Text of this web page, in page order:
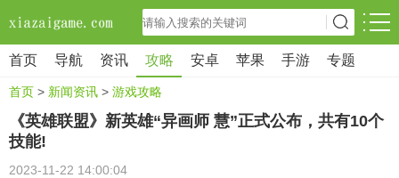
首页 导航 资讯 攻略 安卓 苹果 手游 专题
首页 > 新闻资讯 > 游戏攻略
《英雄联盟》新英雄“异画师 慧”正式公布，共有10个
技能!
2023-11-22 14:00:04